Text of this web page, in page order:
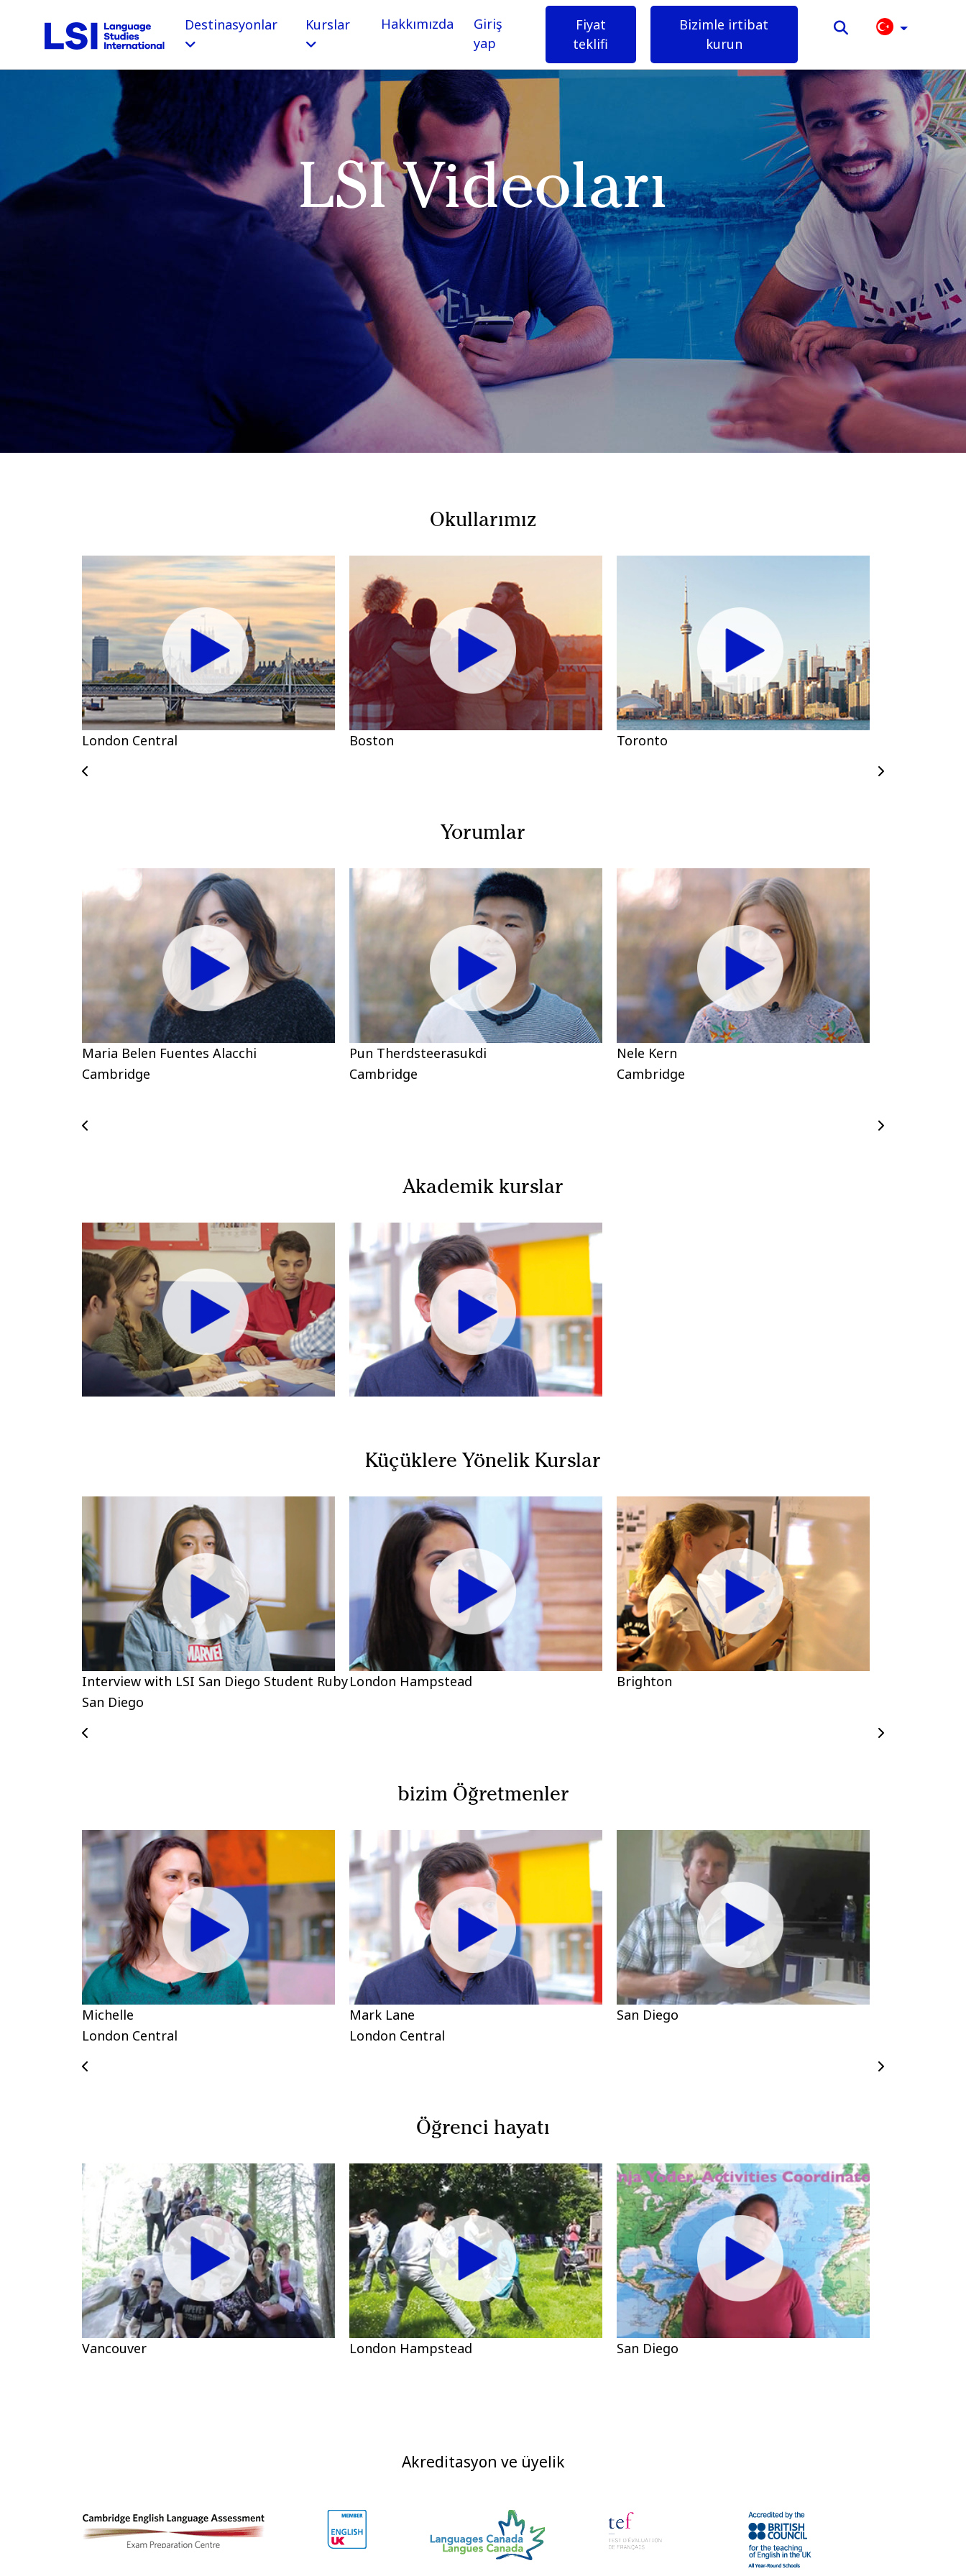
Destinasyonlar Kurslar Hakkımızda
Giriş
yap
Fiyat
teklifi
Bizimle irtibat
kurun
LSI Videoları
Okullarımız
London Central Boston Toronto
Yorumlar
Maria Belen Fuentes Alacchi
Cambridge
Pun Therdsteerasukdi
Cambridge
Nele Kern
Cambridge
Akademik kurslar
Küçüklere Yönelik Kurslar
Interview with LSI San Diego Student Ruby
San Diego
London Hampstead Brighton
bizim Öğretmenler
Michelle
London Central
Mark Lane
London Central
San Diego
Öğrenci hayatı
Vancouver London Hampstead San Diego
Akreditasyon ve üyelik